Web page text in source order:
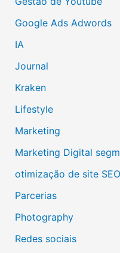
Google Ads Adwords
IA
Journal
Kraken
Lifestyle
Marketing
Marketing Digital
otimização de site SEO
Parcerias
Photography
Redes sociais